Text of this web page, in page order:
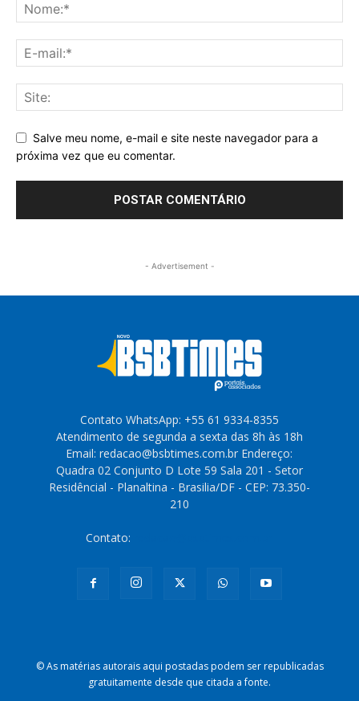
Salve meu nome, e-mail e site neste navegador para a
próxima vez que eu comentar.
- Advertisement -
Contato WhatsApp: +55 61 9334-8355
Atendimento de segunda a sexta das 8h às 18h
Email: redacao@bsbtimes.com.br Endereço:
Quadra 02 Conjunto D Lote 59 Sala 201 - Setor
Residêncial - Planaltina - Brasilia/DF - CEP: 73.350-
210
Contato:
© As matérias autorais aqui postadas podem ser republicadas
gratuitamente desde que citada a fonte.